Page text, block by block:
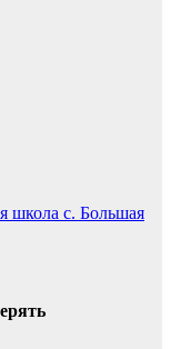
школа с. Большая